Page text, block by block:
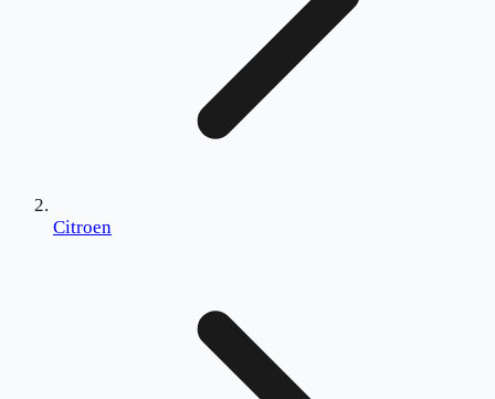
Citroen